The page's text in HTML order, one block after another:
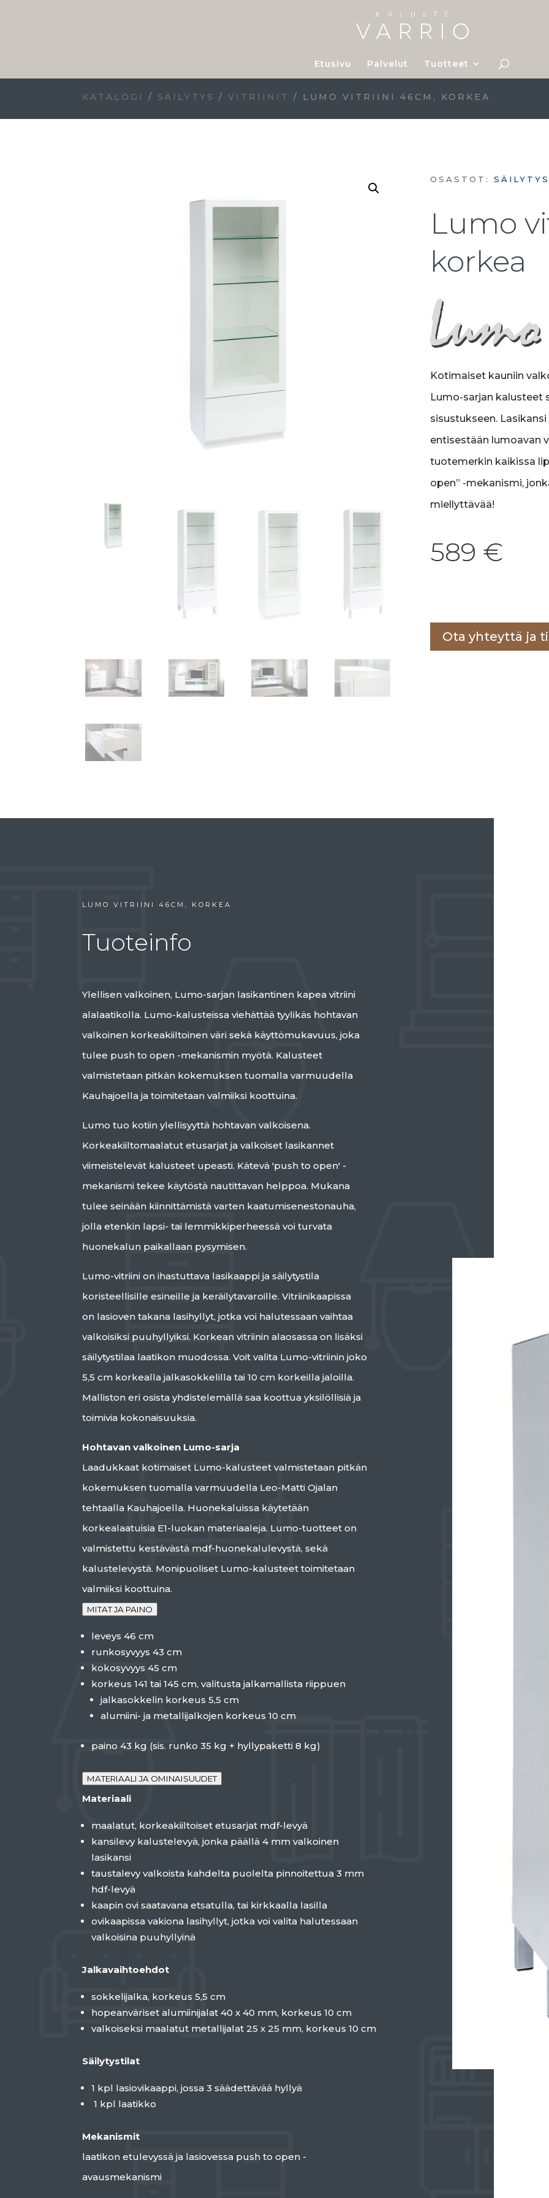
Etusivu Palvelut Tuotteet
KATALOGI / SÄILYTYS /VITRIINIT / LUMO VITRIINI 46CM, KORKEA
OSASTOT: SÄILYTYS
Lumo
korkea
Kotimaiset kauniin
Lumo-sarjan kalusteet
sisustukseen.
entisestään lumoavan
tuotemerkin kaikissa
open” -mekanismi,
miellyttävää!
589 €
Ota yhteyttä ja
LUMO VITRIINI 46CM, KORKEA
Tuoteinfo
Ylellisen valkoinen, Lumo-sarjan lasikantinen kapea vitriini
alalaatikolla. Lumo-kalusteissa viehättää tyylikäs hohtavan
valkoinen korkeakiiltoinen väri sekä käyttömukavuus, joka
tulee push to open -mekanismin myötä. Kalusteet
valmistetaan pitkän kokemuksen tuomalla varmuudella
Kauhajoella ja toimitetaan valmiiksi koottuina.
Lumo tuo kotiin ylellisyyttä hohtavan valkoisena.
Korkeakiiltomaalatut etusarjat ja valkoiset lasikannet
viimeistelevät kalusteet upeasti. Kätevä 'push to open' -
mekanismi tekee käytöstä nautittavan helppoa. Mukana
tulee seinään kiinnittämistä varten kaatumisenestonauha,
jolla etenkin lapsi- tai lemmikkiperheessä voi turvata
huonekalun paikallaan pysymisen.
Lumo-vitriini on ihastuttava lasikaappi ja säilytystila
koristeellisille esineille ja keräilytavaroille. Vitriinikaapissa
on lasioven takana lasihyllyt, jotka voi halutessaan vaihtaa
valkoisiksi puuhyllyiksi. Korkean vitriinin alaosassa on lisäksi
säilytystilaa laatikon muodossa. Voit valita Lumo-vitriinin joko
5,5 cm korkealla jalkasokkelilla tai 10 cm korkeilla jaloilla.
Malliston eri osista yhdistelemällä saa koottua yksilöllisiä ja
toimivia kokonaisuuksia.
Hohtavan valkoinen Lumo-sarja
Laadukkaat kotimaiset Lumo-kalusteet valmistetaan pitkän
kokemuksen tuomalla varmuudella Leo-Matti Ojalan
tehtaalla Kauhajoella. Huonekaluissa käytetään
korkealaatuisia E1-luokan materiaaleja. Lumo-tuotteet on
valmistettu kestävästä mdf-huonekalulevystä, sekä
kalustelevystä. Monipuoliset Lumo-kalusteet toimitetaan
valmiiksi koottuina.
MITAT JA PAINO
leveys 46 cm
runkosyvyys 43 cm
kokosyvyys 45 cm
korkeus 141 tai 145 cm, valitusta jalkamallista riippuen
jalkasokkelin korkeus 5,5 cm
alumiini- ja metallijalkojen korkeus 10 cm
paino 43 kg (sis. runko 35 kg + hyllypaketti 8 kg)
MATERIAALI JA OMINAISUUDET
Materiaali
maalatut, korkeakiiltoiset etusarjat mdf-levyä
kansilevy kalustelevyä, jonka päällä 4 mm valkoinen
lasikansi
taustalevy valkoista kahdelta puolelta pinnoitettua 3 mm
hdf-levyä
kaapin ovi saatavana etsatulla, tai kirkkaalla lasilla
ovikaapissa vakiona lasihyllyt, jotka voi valita halutessaan
valkoisina puuhyllyinä
Jalkavaihtoehdot
sokkelijalka, korkeus 5,5 cm
hopeanväriset alumiinijalat 40 x 40 mm, korkeus 10 cm
valkoiseksi maalatut metallijalat 25 x 25 mm, korkeus 10 cm
Säilytystilat
1 kpl lasiovikaappi, jossa 3 säädettävää hyllyä
1 kpl laatikko
Mekanismit
laatikon etulevyssä ja lasiovessa push to open -
avausmekanismi